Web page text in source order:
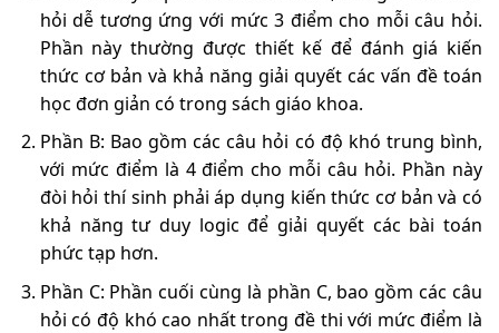
hỏi dễ tương ứng với mức 3 điểm cho mỗi câu hỏi.
Phần này thường được thiết kế để đánh giá kiến
thức cơ bản và khả năng giải quyết các vấn đề toán
học đơn giản có trong sách giáo khoa.
Phần B: Bao gồm các câu hỏi có độ khó trung bình,
với mức điểm là 4 điểm cho mỗi câu hỏi. Phần này
đòi hỏi thí sinh phải áp dụng kiến thức cơ bản và có
khả năng tư duy logic để giải quyết các bài toán
phức tạp hơn.
Phần C: Phần cuối cùng là phần C, bao gồm các câu
hỏi có độ khó cao nhất trong đề thi với mức điểm là